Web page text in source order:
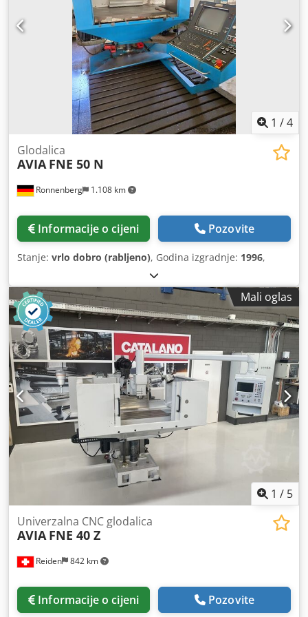
1 /4
Ronnenberg 1.108 km
Glodalica
AVIA FNE 50 N
Informacije o cijeni Pozovite
Stanje: vrlo dobro (rabljeno), Godina izgradnje: 1996,
Mali oglas
1 / 5
Reiden 842 km
Univerzalna CNC glodalica
AVIA FNE 40 Z
Informacije o cijeni Pozovite